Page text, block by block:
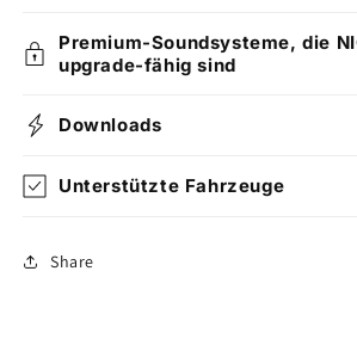
Premium-Soundsysteme, die
upgrade-fähig sind
Downloads
Unterstützte Fahrzeuge
Share